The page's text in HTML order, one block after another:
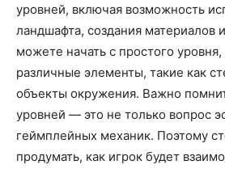
уровней, включая возможность
ландшафта, создания материалов
можете начать с простого уровня,
различные элементы, такие как
объекты окружения. Важно
уровней — это не только вопрос
геймплейных механик. Поэтому
продумать, как игрок будет